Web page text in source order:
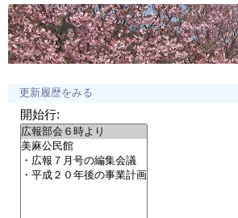
更新履歴をみる
開始行: